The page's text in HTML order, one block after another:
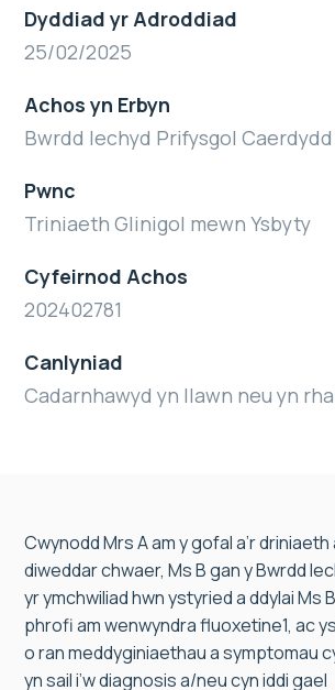
Dyddiad yr Adroddiad
25/02/2025
Achos yn Erbyn
Bwrdd Iechyd Prifysgol
Pwnc
Triniaeth Glinigol mewn Ysbyty
Cyfeirnod Achos
202402781
Canlyniad
Cadarnhawyd yn llawn neu yn
Cwynodd Mrs A am y gofal a’r
diweddar chwaer, Ms B gan y Bwrdd
yr ymchwiliad hwn ystyried a ddylai Ms
phrofi am wenwyndra fluoxetine1, ac
o ran meddyginiaethau a symptomau
yn sail i’w diagnosis a/neu cyn iddi gael